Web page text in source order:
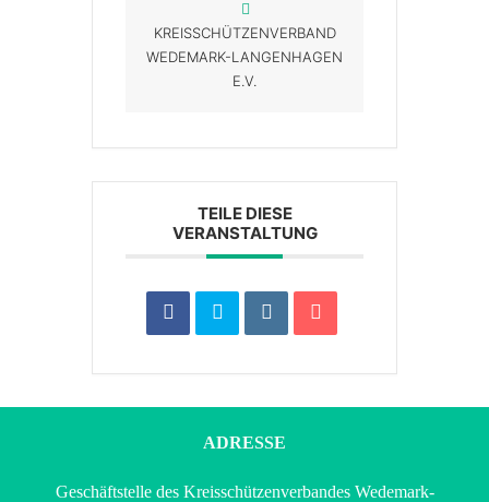
KREISSCHÜTZENVERBAND
WEDEMARK-LANGENHAGEN
E.V.
TEILE DIESE
VERANSTALTUNG
ADRESSE
Geschäftstelle des Kreisschützenverbandes Wedemark-